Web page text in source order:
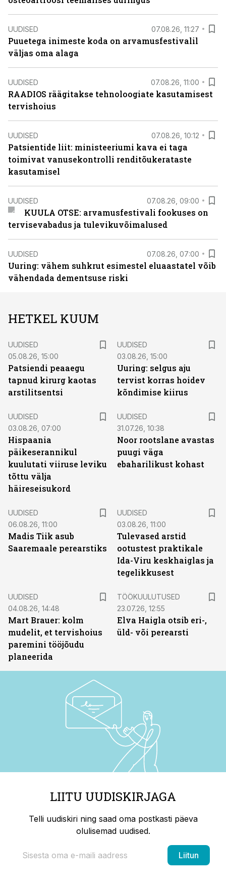
UUDISED 07.08.26, 11:27
Puuetega inimeste koda on arvamusfestivalil
väljas oma alaga
UUDISED 07.08.26, 11:00
RAADIOS räägitakse tehnoloogiate kasutamisest
tervishoius
UUDISED 07.08.26, 10:12
Patsientide liit: ministeeriumi kava ei taga
toimivat vanusekontrolli renditõukerataste
kasutamisel
UUDISED 07.08.26, 09:00
KUULA OTSE: arvamusfestivali fookuses on
tervisevabadus ja tulevikuvõimalused
UUDISED 07.08.26, 07:00
Uuring: vähem suhkrut esimestel eluaastatel võib
vähendada dementsuse riski
HETKEL KUUM
UUDISED
05.08.26, 15:00
Patsiendi peaaegu
tapnud kirurg kaotas
arstilitsentsi
UUDISED
03.08.26, 15:00
Uuring: selgus aju
tervist korras hoidev
kõndimise kiirus
UUDISED
03.08.26, 07:00
Hispaania
päikeserannikul
kuulutati viiruse leviku
tõttu välja
häireseisukord
UUDISED
31.07.26, 10:38
Noor rootslane avastas
puugi väga
ebaharilikust kohast
UUDISED
06.08.26, 11:00
Madis Tiik asub
Saaremaale perearstiks
UUDISED
03.08.26, 11:00
Tulevased arstid
ootustest praktikale
Ida-Viru keskhaiglas ja
tegelikkusest
UUDISED
04.08.26, 14:48
Mart Brauer: kolm
mudelit, et tervishoius
paremini tööjõudu
planeerida
TÖÖKUULUTUSED
23.07.26, 12:55
Elva Haigla otsib eri-,
üld- või perearsti
LIITU UUDISKIRJAGA
Telli uudiskiri ning saad oma postkasti päeva
olulisemad uudised.
Liitun